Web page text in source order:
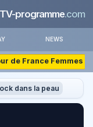
TV-programme.com
NEWS
de France Femmes
dans la peau